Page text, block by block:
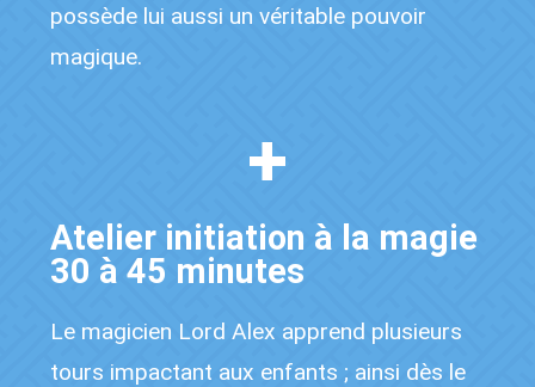
possède lui aussi un véritable pouvoir
magique.
+
Atelier initiation à la magie
30 à 45 minutes
Le magicien Lord Alex apprend plusieurs
tours impactant aux enfants ; ainsi dès le